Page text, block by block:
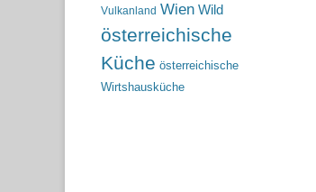
Vulkanland Wien Wild
österreichische
Küche österreichische
Wirtshausküche